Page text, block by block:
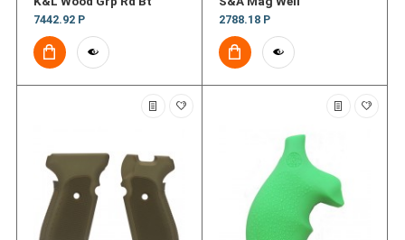
7442.92 Р 2788.18 Р